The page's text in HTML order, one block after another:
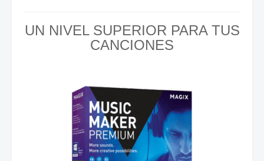
UN NIVEL SUPERIOR PARA TUS
CANCIONES